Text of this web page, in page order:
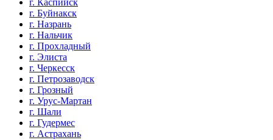
г. Каспийск
г. Буйнакск
г. Назрань
г. Нальчик
г. Прохладный
г. Элиста
г. Черкесск
г. Петрозаводск
г. Грозный
г. Урус-Мартан
г. Шали
г. Гудермес
г. Астрахань